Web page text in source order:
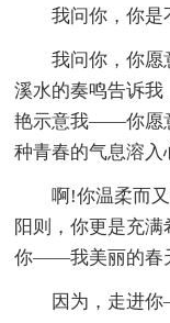
我问你，你是
我问你，你愿
溪水的奏鸣告诉
艳示意我——你愿
种青春的气息溶入
啊!你温柔而
阳则，你更是充
你——我美丽的春
因为，走进